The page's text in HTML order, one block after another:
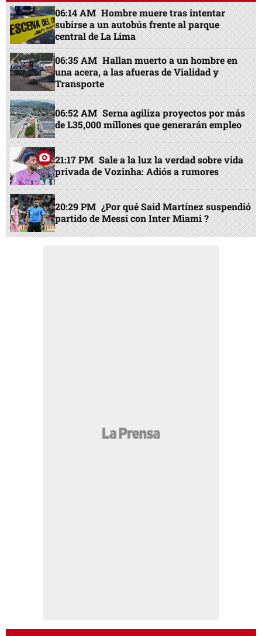
06:14 AM Hombre muere tras intentar
subirse a un autobús frente al parque
central de La Lima
06:35 AM Hallan muerto a un hombre en
una acera, a las afueras de Vialidad y
Transporte
06:52 AM Serna agiliza proyectos por más
de L35,000 millones que generarán empleo
21:17 PM Sale a la luz la verdad sobre vida
privada de Vozinha: Adiós a rumores
20:29 PM ¿Por qué Said Martínez suspendió
partido de Messi con Inter Miami ?